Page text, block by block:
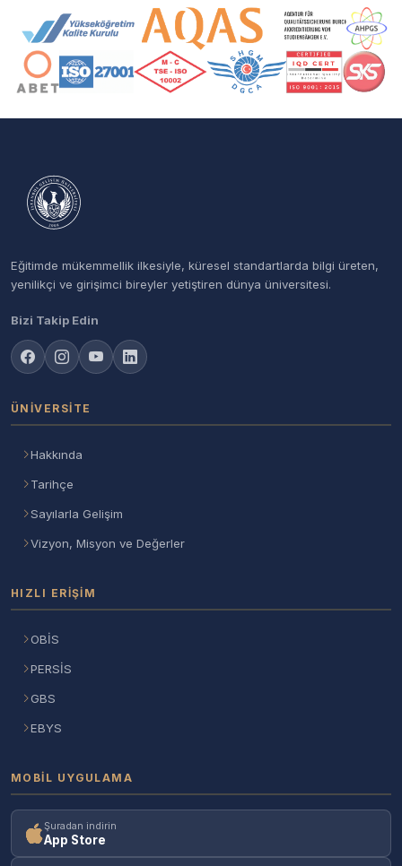
Akreditasyon ve Üyelik Logoları
Eğitimde mükemmellik ilkesiyle, küresel standartlarda bilgi üreten,
yenilikçi ve girişimci bireyler yetiştiren dünya üniversitesi.
Bizi Takip Edin
ÜNIVERSITE
Hakkında
Tarihçe
Sayılarla Gelişim
Vizyon, Misyon ve Değerler
HIZLI ERIŞIM
OBİS
PERSİS
GBS
EBYS
MOBIL UYGULAMA
Şuradan indirin
App Store